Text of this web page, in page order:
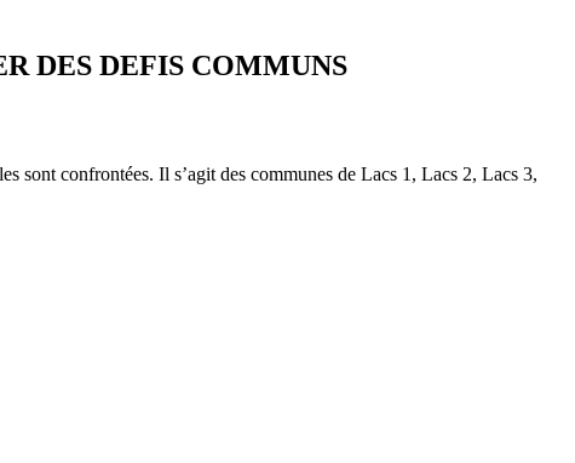
DES DEFIS COMMUNS
sont confrontées. Il s’agit des communes de Lacs 1, Lacs 2, Lacs 3,